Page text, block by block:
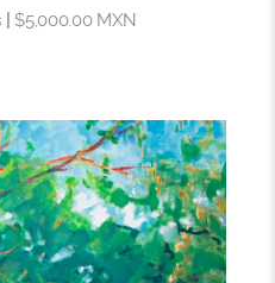
|$5,000.00 MXN